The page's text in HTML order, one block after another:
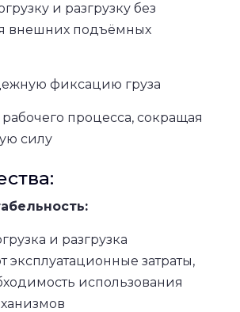
и разгрузку без
внешних подъёмных
фиксацию груза
процесса, сокращая
силу
и разгрузка
затраты,
использования